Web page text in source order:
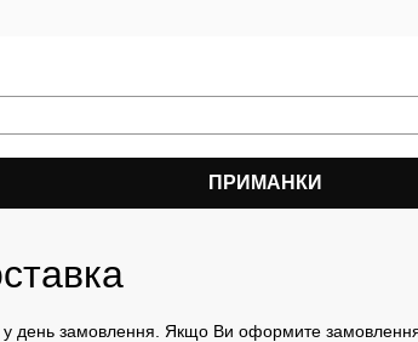
ПРИМАНКИ
день замовлення. Якщо Ви оформите замовлення